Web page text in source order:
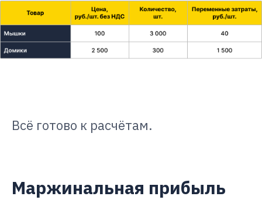
Всё готово к расчётам.
Маржинальная прибыль